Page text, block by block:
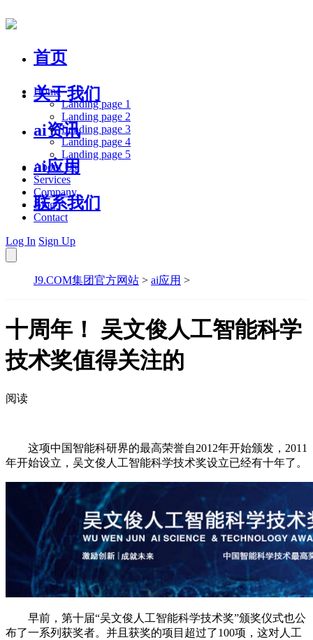
首页
关于我们
ai资讯
ai应用
联系我们
Home
Landing page 1
Landing page 2
Landing page 3
Landing page 4
Landing page 5
About Us
Services
Company
Blog
Contact
Log In Sign Up
J9.COM集团官方网站 > ai应用 >
十周年！ 吴文俊人工智能科学
技术奖值得关注的
阅读
这项中国智能科研界的最高荣誉自2012年开始颁发，2011
年开始设立，吴文俊人工智能科学技术奖设立已经有十年了。
早前，第十届“吴文俊人工智能科学技术奖”颁奖仪式也公
布了一系列获奖者。并且获奖的项目超过了100项，这对人工